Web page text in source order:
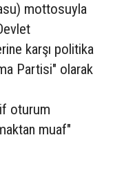
mottosuyla
karşı politika
Partisi" olarak
oturum
muaf"